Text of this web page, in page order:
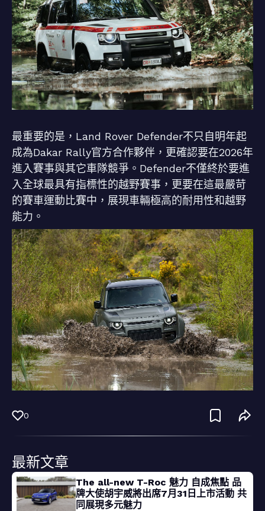
最重要的是，Land Rover Defender不只自明年起
成為Dakar Rally官方合作夥伴，更確認要在2026年
進入賽事與其它車隊競爭。Defender不僅終於要進
入全球最具有指標性的越野賽事，更要在這最嚴苛
的賽車運動比賽中，展現車輛極高的耐用性和越野
能力。
0
最新文章
The all-new T-Roc 魅力 自成焦點 品
牌大使胡宇威將出席7月31日上市活動 共
同展現多元魅力